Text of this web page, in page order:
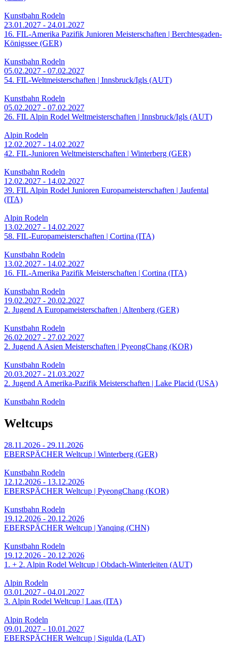
Kunstbahn Rodeln
23.01.2027 - 24.01.2027
16. FIL-Amerika Pazifik Junioren Meisterschaften | Berchtesgaden-
Königssee (GER)
Kunstbahn Rodeln
05.02.2027 - 07.02.2027
54. FIL-Weltmeisterschaften | Innsbruck/Igls (AUT)
Kunstbahn Rodeln
05.02.2027 - 07.02.2027
26. FIL Alpin Rodel Weltmeisterschaften | Innsbruck/Igls (AUT)
Alpin Rodeln
12.02.2027 - 14.02.2027
42. FIL-Junioren Weltmeisterschaften | Winterberg (GER)
Kunstbahn Rodeln
12.02.2027 - 14.02.2027
39. FIL Alpin Rodel Junioren Europameisterschaften | Jaufental
(ITA)
Alpin Rodeln
13.02.2027 - 14.02.2027
58. FIL-Europameisterschaften | Cortina (ITA)
Kunstbahn Rodeln
13.02.2027 - 14.02.2027
16. FIL-Amerika Pazifik Meisterschaften | Cortina (ITA)
Kunstbahn Rodeln
19.02.2027 - 20.02.2027
2. Jugend A Europameisterschaften | Altenberg (GER)
Kunstbahn Rodeln
26.02.2027 - 27.02.2027
2. Jugend A Asien Meisterschaften | PyeongChang (KOR)
Kunstbahn Rodeln
20.03.2027 - 21.03.2027
2. Jugend A Amerika-Pazifik Meisterschaften | Lake Placid (USA)
Kunstbahn Rodeln
Weltcups
28.11.2026 - 29.11.2026
EBERSPÄCHER Weltcup | Winterberg (GER)
Kunstbahn Rodeln
12.12.2026 - 13.12.2026
EBERSPÄCHER Weltcup | PyeongChang (KOR)
Kunstbahn Rodeln
19.12.2026 - 20.12.2026
EBERSPÄCHER Weltcup | Yanqing (CHN)
Kunstbahn Rodeln
19.12.2026 - 20.12.2026
1. + 2. Alpin Rodel Weltcup | Obdach-Winterleiten (AUT)
Alpin Rodeln
03.01.2027 - 04.01.2027
3. Alpin Rodel Weltcup | Laas (ITA)
Alpin Rodeln
09.01.2027 - 10.01.2027
EBERSPÄCHER Weltcup | Sigulda (LAT)